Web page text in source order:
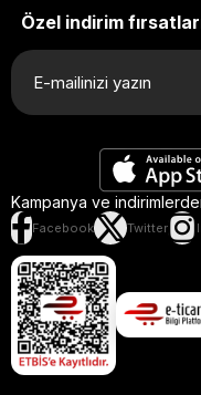
Özel indirim
Kampanya ve
Facebook Twitter